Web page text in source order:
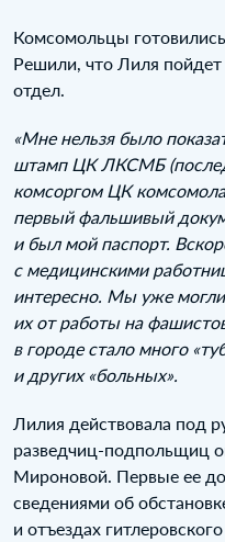
Комсомольцы
Решили, что Лиля пойдет
отдел.
«Мне нельзя было
штамп ЦК ЛКСМБ
комсоргом ЦК
первый фальшивый
и был мой паспорт.
с медицинскими
интересно. Мы уже
их от работы на
в городе стало много
и других «больных».
Лилия действовала под
разведчиц-подпольщиц
Мироновой. Первые ее
сведениями об
и отъездах